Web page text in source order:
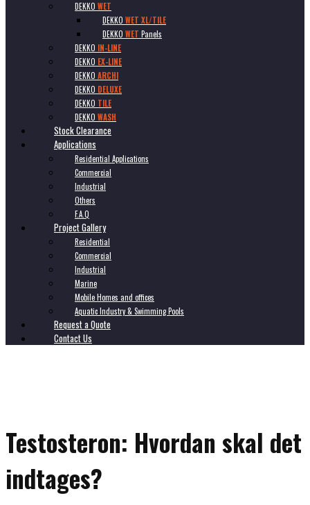
DEKKO WET
DEKKO WET XL/TILE
DEKKO WET Panels
DEKKO IN-LINE
DEKKO EX-LINE
DEKKO ARCHI
DEKKO DELUXE
DEKKO TILE
DEKKO WASH
Stock Clearance
Applications
Residential Applications
Commercial
Industrial
Others
F.A.Q
Project Gallery
Residential
Commercial
Industrial
Marine
Mobile Homes and offices
Aquatic Industry & Swimming Pools
Request a Quote
Contact Us
Testosteron: Hvordan skal det
indtages?